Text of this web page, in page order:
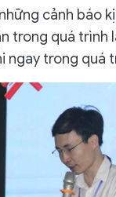
cảnh báo
trong quá trình
ngay trong quá